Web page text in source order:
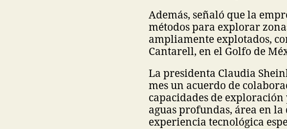
Además, señaló que la
métodos para explorar
ampliamente explotados,
Cantarell, en el Golfo de
La presidenta Claudia
mes un acuerdo de
capacidades de
aguas profundas, área en
experiencia tecnológica